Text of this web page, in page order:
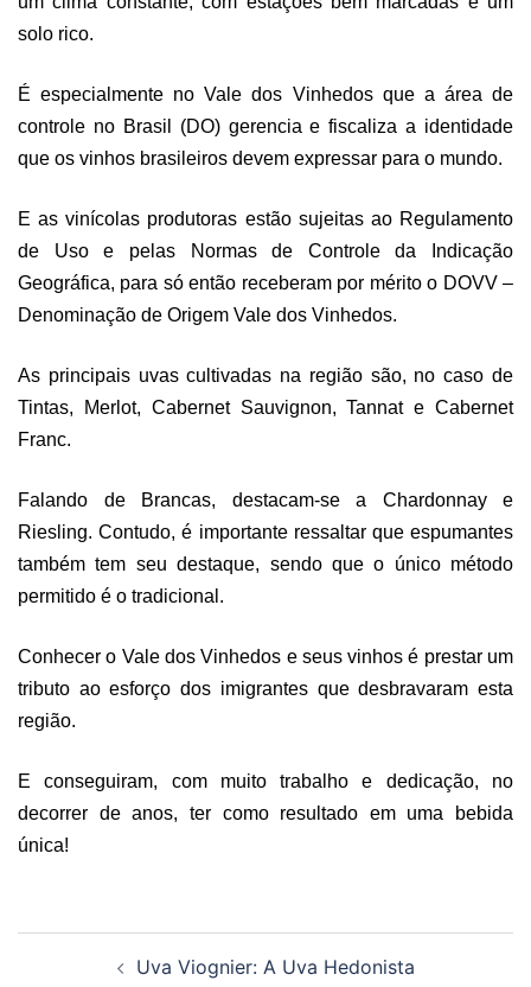
solo rico.
É especialmente no Vale dos Vinhedos que a área de
controle no Brasil (DO) gerencia e fiscaliza a identidade
que os vinhos brasileiros devem expressar para o mundo.
E as vinícolas produtoras estão sujeitas ao Regulamento
de Uso e pelas Normas de Controle da Indicação
Geográfica, para só então receberam por mérito o DOVV –
Denominação de Origem Vale dos Vinhedos.
As principais uvas cultivadas na região são, no caso de
Tintas, Merlot, Cabernet Sauvignon, Tannat e Cabernet
Franc.
Falando de Brancas, destacam-se a Chardonnay e
Riesling. Contudo, é importante ressaltar que espumantes
também tem seu destaque, sendo que o único método
permitido é o tradicional.
Conhecer o Vale dos Vinhedos e seus vinhos é prestar um
tributo ao esforço dos imigrantes que desbravaram esta
região.
E conseguiram, com muito trabalho e dedicação, no
decorrer de anos, ter como resultado em uma bebida
única!
Uva Viognier: A Uva Hedonista